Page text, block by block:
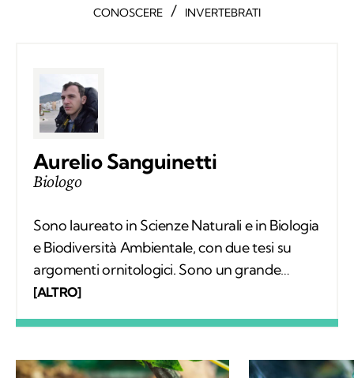
CONOSCERE / INVERTEBRATI
Aurelio Sanguinetti
Biologo
Sono laureato in Scienze Naturali e in Biologia
e Biodiversità Ambientale, con due tesi su
argomenti ornitologici. Sono un grande
appassionato di escursionismo e di scienze e
scrittura è la mia più grande passione.
[ALTRO]